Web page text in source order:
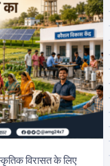
विरासत के लिए